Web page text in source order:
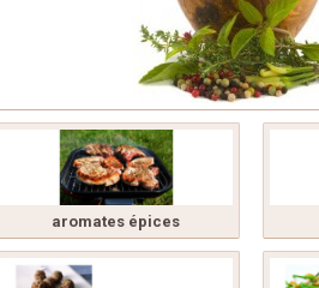
aromates épices